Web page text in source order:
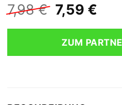
7,98€
Preis
war:
7,98 €
7,59 €
ist:
ZUM